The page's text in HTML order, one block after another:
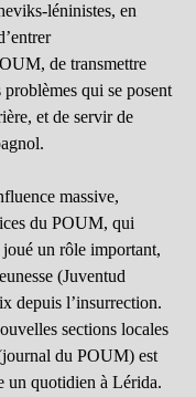
léninistes, en
de transmettre
qui se posent
et de servir de
massive,
du POUM, qui
un rôle important,
(Juventud
depuis l’insurrection.
sections locales
du POUM) est
un quotidien à Lérida.